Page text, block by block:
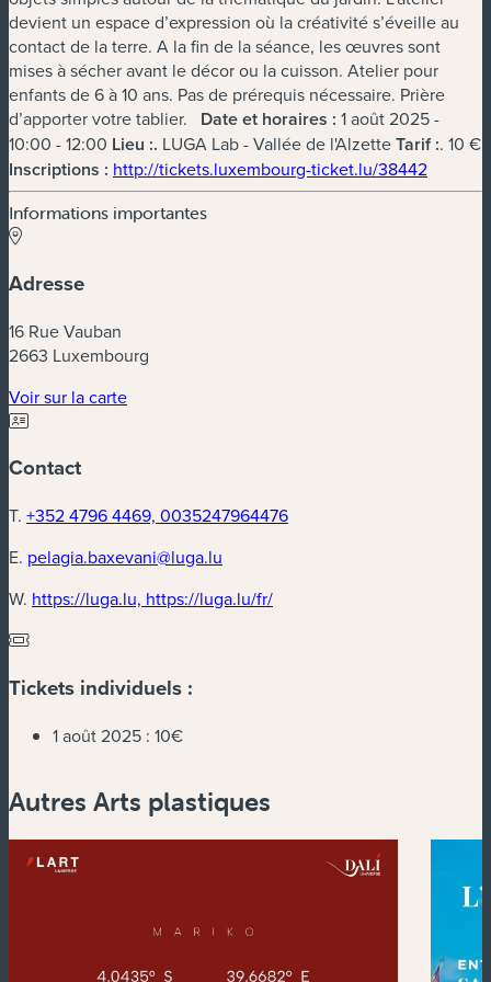
devient un espace d’expression où la créativité s’éveille au
contact de la terre. A la fin de la séance, les œuvres sont
mises à sécher avant le décor ou la cuisson. Atelier pour
enfants de 6 à 10 ans. Pas de prérequis nécessaire. Prière
d’apporter votre tablier. Date et horaires : 1 août 2025 -
10:00 - 12:00 Lieu :. LUGA Lab - Vallée de l'AlzetteTarif :. 10 €
Inscriptions : http://tickets.luxembourg-ticket.lu/38442
Informations importantes
Adresse
16 Rue Vauban
2663 Luxembourg
Voir sur la carte(nouvelle fenêtre)
Contact
T. +352 4796 4469, 0035247964476
E. pelagia.baxevani@luga.lu
W. https://luga.lu, https://luga.lu/fr/(nouvelle fenêtre)
Tickets individuels :
1 août 2025 : 10€
Autres Arts plastiques